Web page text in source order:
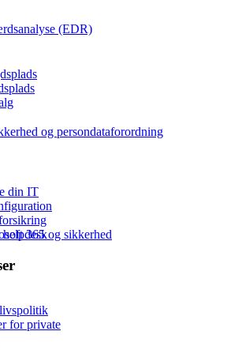
(EDR)
og persondataforordning
365 og sikkerhed
din IT
for private